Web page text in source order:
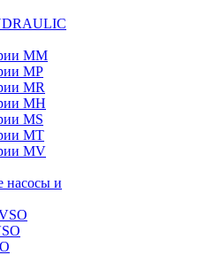
ММ
МP
МR
МH
МS
МT
МV
насосы и